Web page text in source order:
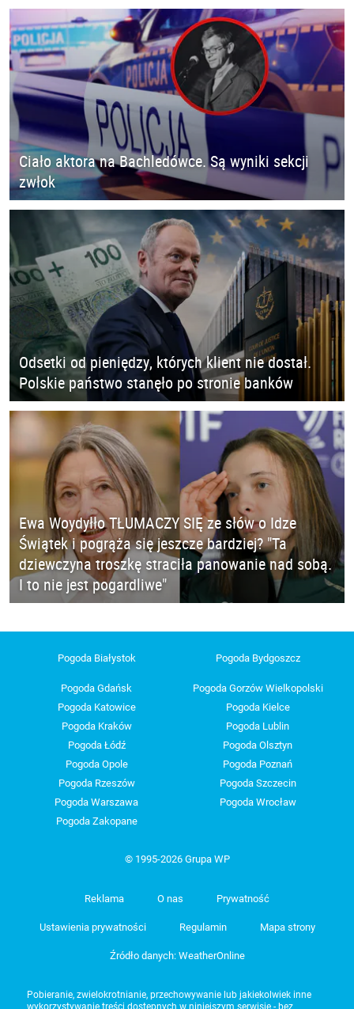
Ciało aktora na Bachledówce. Są wyniki sekcji
zwłok
Odsetki od pieniędzy, których klient nie dostał.
Polskie państwo stanęło po stronie banków
Ewa Woydyłło TŁUMACZY SIĘ ze słów o Idze
Świątek i pogrąża się jeszcze bardziej? "Ta
dziewczyna troszkę straciła panowanie nad sobą.
I to nie jest pogardliwe"
Pogoda Białystok Pogoda Bydgoszcz
Pogoda Gdańsk
Pogoda Gorzów Wielkopolski
Pogoda Katowice
Pogoda Kielce
Pogoda Kraków
Pogoda Lublin
Pogoda Łódź
Pogoda Olsztyn
Pogoda Opole
Pogoda Poznań
Pogoda Rzeszów
Pogoda Szczecin
Pogoda Warszawa
Pogoda Wrocław
Pogoda Zakopane
© 1995-2026 Grupa WP
Reklama O nas Prywatność
Ustawienia prywatności Regulamin Mapa strony
Źródło danych: WeatherOnline
Pobieranie, zwielokrotnianie, przechowywanie lub jakiekolwiek inne
wykorzystywanie treści dostępnych w niniejszym serwisie - bez